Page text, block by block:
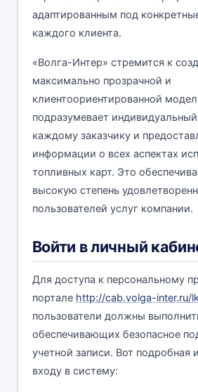
адаптированным под
каждого клиента.
«Волга-Интер» стремится к
максимально прозрачной и
клиентоориентированной
подразумевает
каждому заказчику и
информации о всех аспектах
топливных карт. Это
высокую степень
пользователей услуг компании.
Войти в личный
Для доступа к персональному
портале http://cab.volga-inter.ru/
пользователи должны
обеспечивающих безопасное
учетной записи. Вот подробная
входу в систему: